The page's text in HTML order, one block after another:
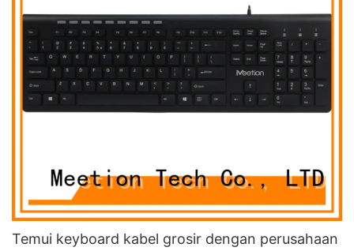
Temui keyboard kabel grosir dengan perusahaan